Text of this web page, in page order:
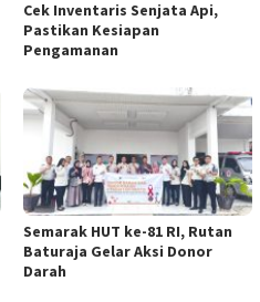
Cek Inventaris Senjata Api,
Pastikan Kesiapan
Pengamanan
Semarak HUT ke-81 RI, Rutan
Baturaja Gelar Aksi Donor
Darah